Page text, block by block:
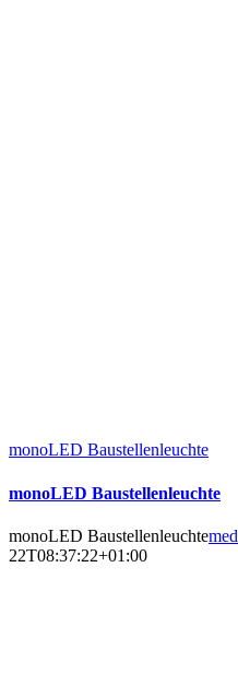
monoLED Baustellenleuchte
monoLED Baustellenleuchte
monoLED Baustellenleuchte
22T08:37:22+01:00